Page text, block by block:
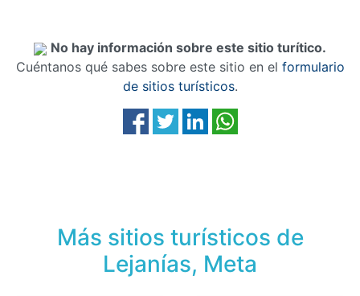
No hay información sobre este sitio turítico.
Cuéntanos qué sabes sobre este sitio en el formulario
de sitios turísticos.
Más sitios turísticos de
Lejanías, Meta